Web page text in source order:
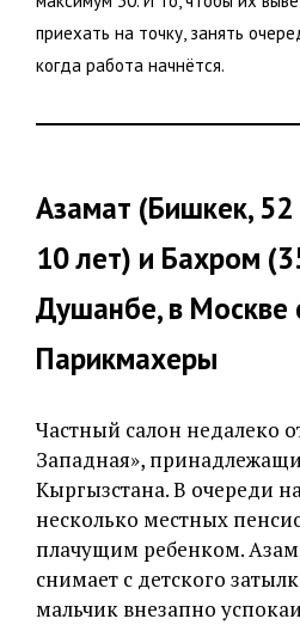
приехать на точку, занять
когда работа начнётся.
Азамат (Бишкек, 52
10 лет) и Бахром
Душанбе, в Москве
Парикмахеры
Частный салон недалеко
Западная»,
Кыргызстана. В очереди
несколько местных
плачущим ребенком.
снимает с детского
мальчик внезапно